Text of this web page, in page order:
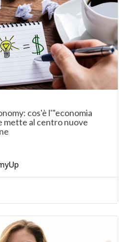
cos'è l'"economia
mette al centro nuove